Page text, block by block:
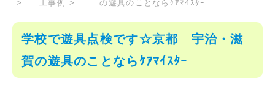
工事例
の遊具のことならｹｱﾏｲｽﾀｰ
学校で遊具点検です☆京都 宇治・滋
賀の遊具のことならｹｱﾏｲｽﾀｰ